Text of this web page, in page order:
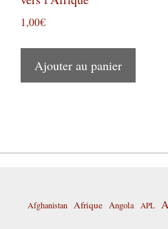
1,00€
Ajouter au panier
Afghanistan Afrique Angola APL